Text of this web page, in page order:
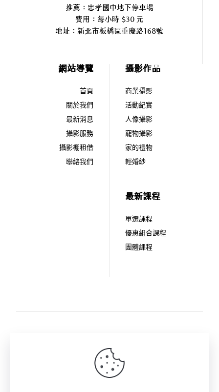
推薦：忠孝國中地下停車場
費用：每小時 $30 元
地址： 新北市板橋區重慶路168號
網站導覽
首頁
關於我們
最新消息
攝影服務
攝影棚租借
聯絡我們
攝影作品
商業攝影
活動紀實
人像攝影
寵物攝影
家的禮物
輕婚紗
最新課程
單選課程
優惠組合課程
團體課程